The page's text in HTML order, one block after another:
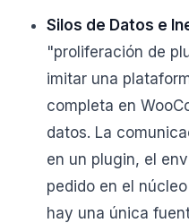
Silos de Datos e
"proliferación de
imitar una
completa en
datos. La
en un plugin, el
pedido en el
hay una única